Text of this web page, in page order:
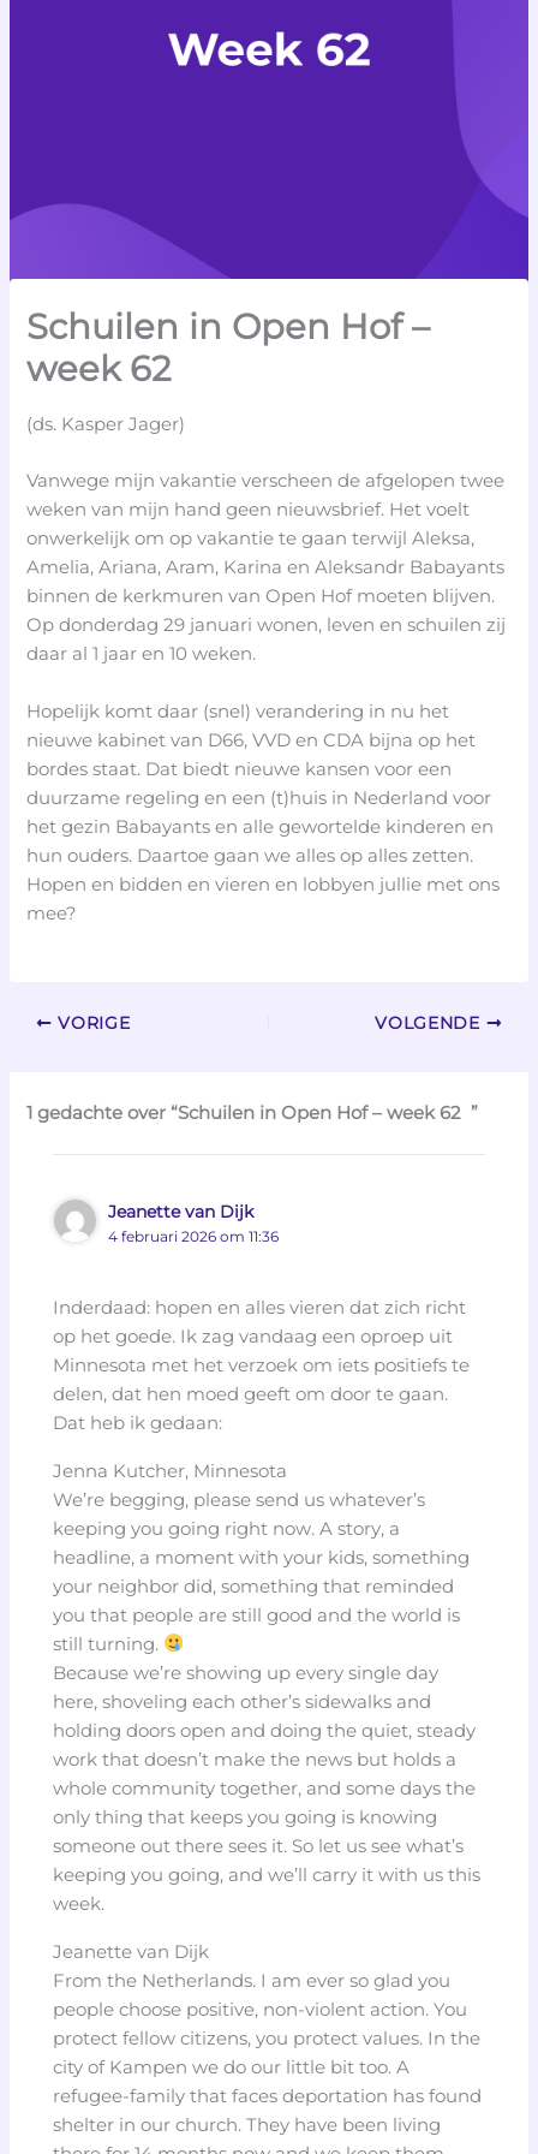
Schuilen in Open Hof –
week 62
(ds. Kasper Jager)
Vanwege mijn vakantie verscheen de afgelopen twee
weken van mijn hand geen nieuwsbrief. Het voelt
onwerkelijk om op vakantie te gaan terwijl Aleksa,
Amelia, Ariana, Aram, Karina en Aleksandr Babayants
binnen de kerkmuren van Open Hof moeten blijven.
Op donderdag 29 januari wonen, leven en schuilen zij
daar al 1 jaar en 10 weken.
Hopelijk komt daar (snel) verandering in nu het
nieuwe kabinet van D66, VVD en CDA bijna op het
bordes staat. Dat biedt nieuwe kansen voor een
duurzame regeling en een (t)huis in Nederland voor
het gezin Babayants en alle gewortelde kinderen en
hun ouders. Daartoe gaan we alles op alles zetten.
Hopen en bidden en vieren en lobbyen jullie met ons
mee?
VORIGE VOLGENDE
1 gedachte over “Schuilen in Open Hof – week 62 ”
Jeanette van Dijk
4 februari 2026 om 11:36
Inderdaad: hopen en alles vieren dat zich richt
op het goede. Ik zag vandaag een oproep uit
Minnesota met het verzoek om iets positiefs te
delen, dat hen moed geeft om door te gaan.
Dat heb ik gedaan:
Jenna Kutcher, Minnesota
We’re begging, please send us whatever’s
keeping you going right now. A story, a
headline, a moment with your kids, something
your neighbor did, something that reminded
you that people are still good and the world is
still turning.
Because we’re showing up every single day
here, shoveling each other’s sidewalks and
holding doors open and doing the quiet, steady
work that doesn’t make the news but holds a
whole community together, and some days the
only thing that keeps you going is knowing
someone out there sees it. So let us see what’s
keeping you going, and we’ll carry it with us this
week.
Jeanette van Dijk
From the Netherlands. I am ever so glad you
people choose positive, non-violent action. You
protect fellow citizens, you protect values. In the
city of Kampen we do our little bit too. A
refugee-family that faces deportation has found
shelter in our church. They have been living